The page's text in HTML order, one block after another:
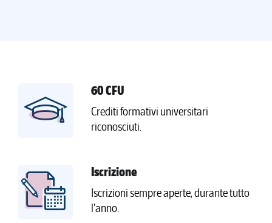
60 CFU
Crediti formativi universitari
riconosciuti.
Iscrizione
Iscrizioni sempre aperte, durante tutto
l'anno.